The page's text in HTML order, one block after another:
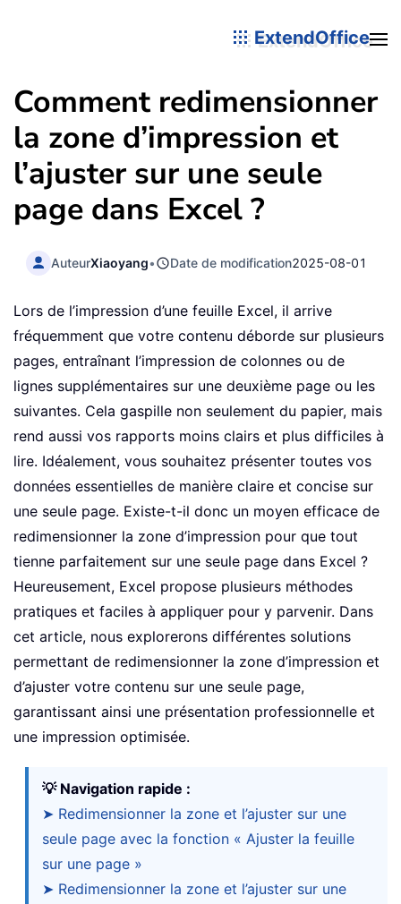
ExtendOffice
Comment redimensionner
la zone d’impression et
l’ajuster sur une seule
page dans Excel ?
AuteurXiaoyang• Date de modification2025-08-01
Lors de l’impression d’une feuille Excel, il arrive
fréquemment que votre contenu déborde sur plusieurs
pages, entraînant l’impression de colonnes ou de
lignes supplémentaires sur une deuxième page ou les
suivantes. Cela gaspille non seulement du papier, mais
rend aussi vos rapports moins clairs et plus difficiles à
lire. Idéalement, vous souhaitez présenter toutes vos
données essentielles de manière claire et concise sur
une seule page. Existe-t-il donc un moyen efficace de
redimensionner la zone d’impression pour que tout
tienne parfaitement sur une seule page dans Excel ?
Heureusement, Excel propose plusieurs méthodes
pratiques et faciles à appliquer pour y parvenir. Dans
cet article, nous explorerons différentes solutions
permettant de redimensionner la zone d’impression et
d’ajuster votre contenu sur une seule page,
garantissant ainsi une présentation professionnelle et
une impression optimisée.
💡 Navigation rapide :
➤ Redimensionner la zone et l’ajuster sur une
seule page avec la fonction « Ajuster la feuille
sur une page »
➤ Redimensionner la zone et l’ajuster sur une